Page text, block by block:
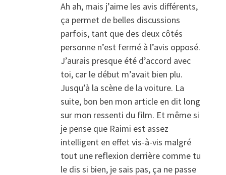
Ah ah, mais j’aime les avis différents,
ça permet de belles discussions
parfois, tant que des deux côtés
personne n’est fermé à l’avis opposé.
J’aurais presque été d’accord avec
toi, car le début m’avait bien plu.
Jusqu’à la scène de la voiture. La
suite, bon ben mon article en dit long
sur mon ressenti du film. Et même si
je pense que Raimi est assez
intelligent en effet vis-à-vis malgré
tout une reflexion derrière comme tu
le dis si bien, je sais pas, ça ne passe